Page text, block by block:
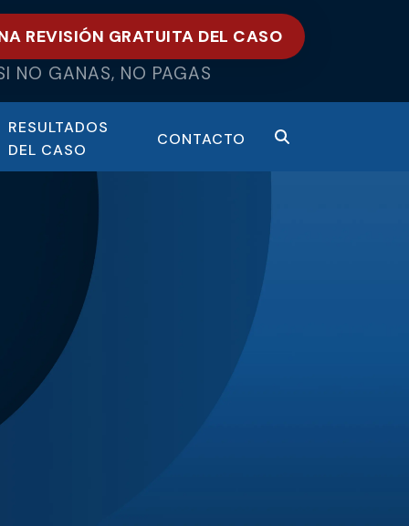
REVISIÓN GRATUITA DEL CASO
NO GANAS, NO PAGAS
RESULTADOS
DEL CASO
CONTACTO